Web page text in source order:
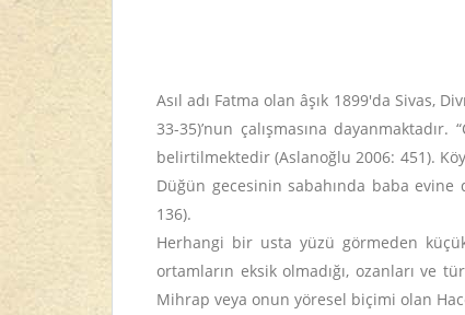
Asıl adı Fatma olan âşık 1899'da Sivas,
33-35)’nun çalışmasına
belirtilmektedir (Aslanoğlu 2006: 451).
Düğün gecesinin sabahında baba evine
136).
Herhangi bir usta yüzü görmeden
ortamların eksik olmadığı, ozanları ve
Mihrap veya onun yöresel biçimi olan